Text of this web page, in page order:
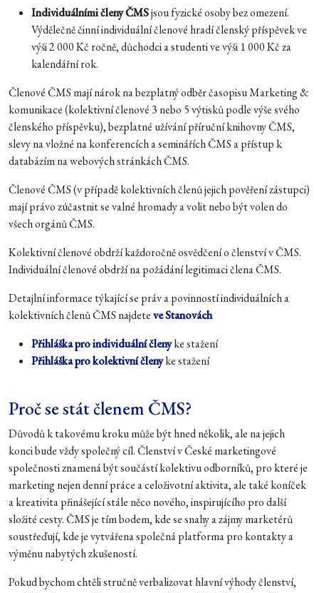
Individuálními členy ČMSjsou fyzické osoby bez omezení.
Výdělečně činní individuální členové hradí členský příspěvek ve
výši 2 000 Kč ročně, důchodci a studenti ve výši 1 000 Kč za
kalendářní rok.
Členové ČMS mají nárok na bezplatný odběr časopisu Marketing &
komunikace (kolektivní členové 3 nebo 5 výtisků podle výše svého
členského příspěvku), bezplatné užívání příruční knihovny ČMS,
slevy na vložné na konferencích a seminářích ČMS a přístup k
databázím na webových stránkách ČMS.
Členové ČMS (v případě kolektivních členů jejich pověření zástupci)
mají právo zúčastnit se valné hromady a volit nebo být volen do
všech orgánů ČMS.
Kolektivní členové obdrží každoročně osvědčení o členství v ČMS.
Individuální členové obdrží na požádání legitimaci člena ČMS.
Detajlní informace týkající se práv a povinností individuálních a
kolektivních členů ČMS najdeteve Stanovách
Přihláška pro individuální členyke stažení
Přihláška pro kolektivní členyke stažení
Proč se stát členem ČMS?
Důvodů k takovému kroku může být hned několik, ale na jejich
konci bude vždy společný cíl. Členství v České marketingové
společnosti znamená být součástí kolektivu odborníků, pro které je
marketing nejen denní práce a celoživotní aktivita, ale také koníček
a kreativita přinášející stále něco nového, inspirujícího pro další
složité cesty. ČMS je tím bodem, kde se snahy a zájmy marketérů
soustřeďují, kde je vytvářena společná platforma pro kontakty a
výměnu nabytých zkušeností.
Pokud bychom chtěli stručně verbalizovat hlavní výhody členství,